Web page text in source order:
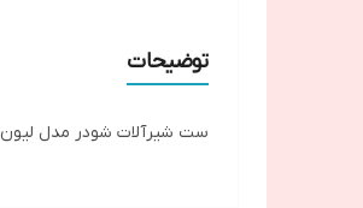
توضیحات
ست شیرآلات شودر مدل لیون